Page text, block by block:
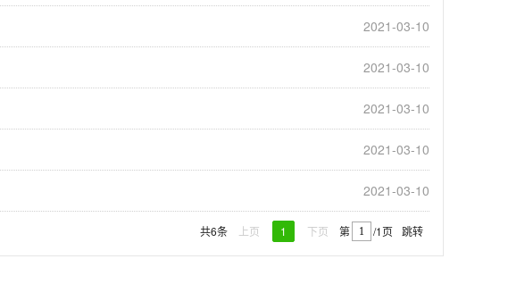
2021-03-10
2021-03-10
2021-03-10
2021-03-10
2021-03-10
共6条 上页 1 下页 第 /1页 跳转